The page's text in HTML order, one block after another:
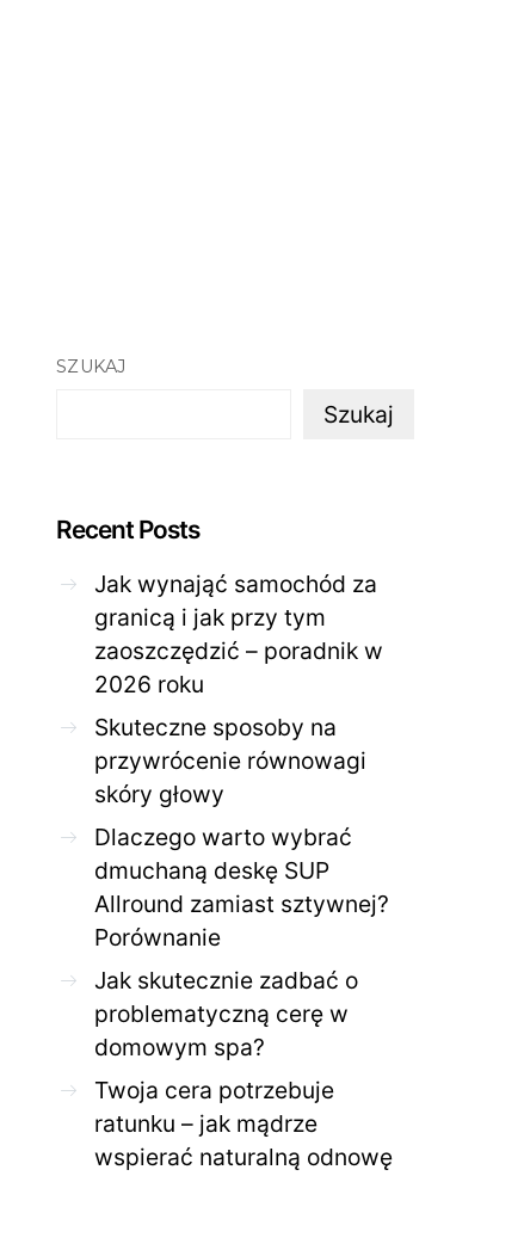
SZUKAJ
Szukaj
Recent Posts
Jak wynająć samochód za
granicą i jak przy tym
zaoszczędzić – poradnik w
2026 roku
Skuteczne sposoby na
przywrócenie równowagi
skóry głowy
Dlaczego warto wybrać
dmuchaną deskę SUP
Allround zamiast sztywnej?
Porównanie
Jak skutecznie zadbać o
problematyczną cerę w
domowym spa?
Twoja cera potrzebuje
ratunku – jak mądrze
wspierać naturalną odnowę